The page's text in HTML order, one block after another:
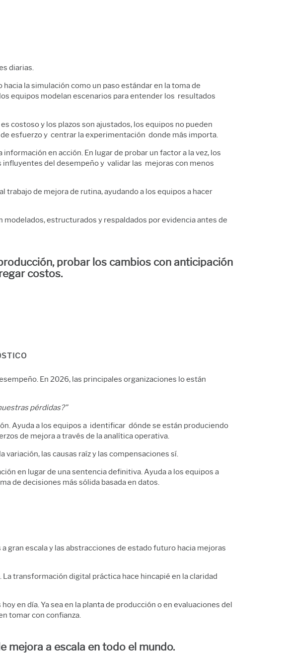
diarias.
la simulación como un paso estándar en la toma de
equipos modelan escenarios para entender los resultados
costoso y los plazos son ajustados, los equipos no pueden
esfuerzo y centrar la experimentación donde más importa.
en acción. En lugar de probar un factor a la vez, los
del desempeño y validar las mejoras con menos
trabajo de mejora de rutina, ayudando a los equipos a hacer
estructurados y respaldados por evidencia antes de
probar los cambios con anticipación
costos.
En 2026, las principales organizaciones lo están
pérdidas?”
Ayuda a los equipos a identificar dónde se están produciendo
de mejora a través de la analítica operativa.
las causas raíz y las compensaciones sí.
en lugar de una sentencia definitiva. Ayuda a los equipos a
de decisiones más sólida basada en datos.
gran escala y las abstracciones de estado futuro hacia mejoras
transformación digital práctica hace hincapié en la claridad
en día. Ya sea en la planta de producción o en evaluaciones del
tomar con confianza.
mejora a escala en todo el mundo.